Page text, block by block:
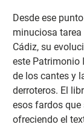
Desde ese
minuciosa
Cádiz, su
este Patrimonio
de los cantes y
derroteros. El
esos fardos que
ofreciendo el